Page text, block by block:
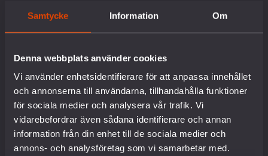
Samtycke Information Om
Denna webbplats använder cookies
Vi använder enhetsidentifierare för att anpassa innehållet
och annonserna till användarna, tillhandahålla funktioner
för sociala medier och analysera vår trafik. Vi
vidarebefordrar även sådana identifierare och annan
information från din enhet till de sociala medier och
annons- och analysföretag som vi samarbetar med.
Internationella nätverk
Föreningsinformation
Lediga tjänster
English
Kontakt
Pressrum
Om kakor